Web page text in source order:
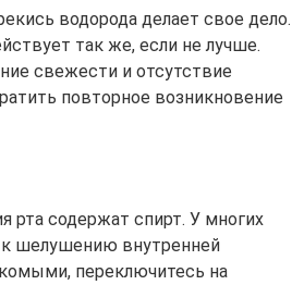
водорода делает свое дело.
так же, если не лучше.
свежести и отсутствие
повторное возникновение
рта содержат спирт. У многих
к шелушению внутренней
переключитесь на